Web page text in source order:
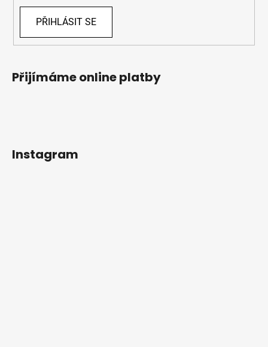
PŘIHLÁSIT SE
Přijímáme online platby
Instagram